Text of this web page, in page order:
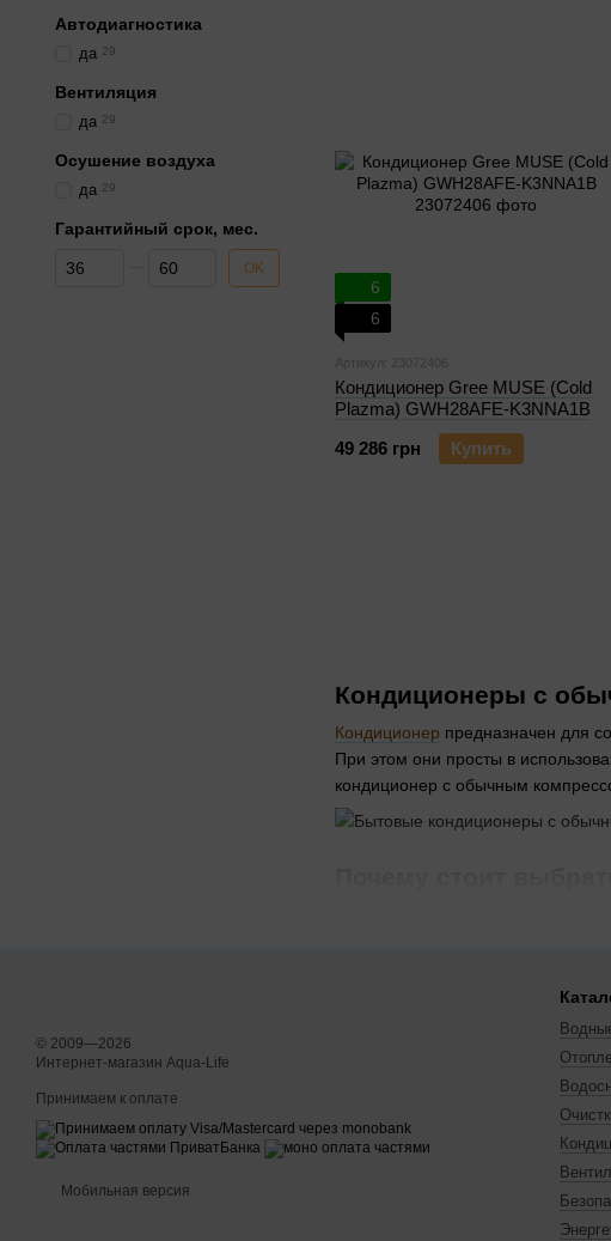
Кондиционеры с
Кондиционер предназначен для
При этом они просты в
кондиционер с обычным
общему принципу. Они
многим параметрам более
Как функционирует
Покупая кондиционер,
компрессор. Обычная, то есть
6
6
Артикул: 23072406
Кондиционер Gree MUSE (Cold
Plazma) GWH28AFE-K3NNA1B
49 286 грн
Купить
Автодиагностика
да 29
Вентиляция
да 29
Осушение воздуха
да 29
Гарантийный срок, мес.
От Гарантийный срок, мес.
До Гарантийный срок, мес.
OK
© 2009—2026
Интернет-магазин Aqua-Life
Принимаем к оплате
Мобильная версия